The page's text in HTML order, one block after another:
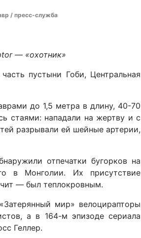
/ пресс-служба
— «охотник»
пустыни Гоби, Центральная
до 1,5 метра в длину, 40-70
стаями: нападали на жертву и с
разрывали ей шейные артерии,
отпечатки бугорков на
в Монголии. Их присутствие
— был теплокровным.
мир» велоцирапторы
а в 164-м эпизоде ​​сериала
Геллер.